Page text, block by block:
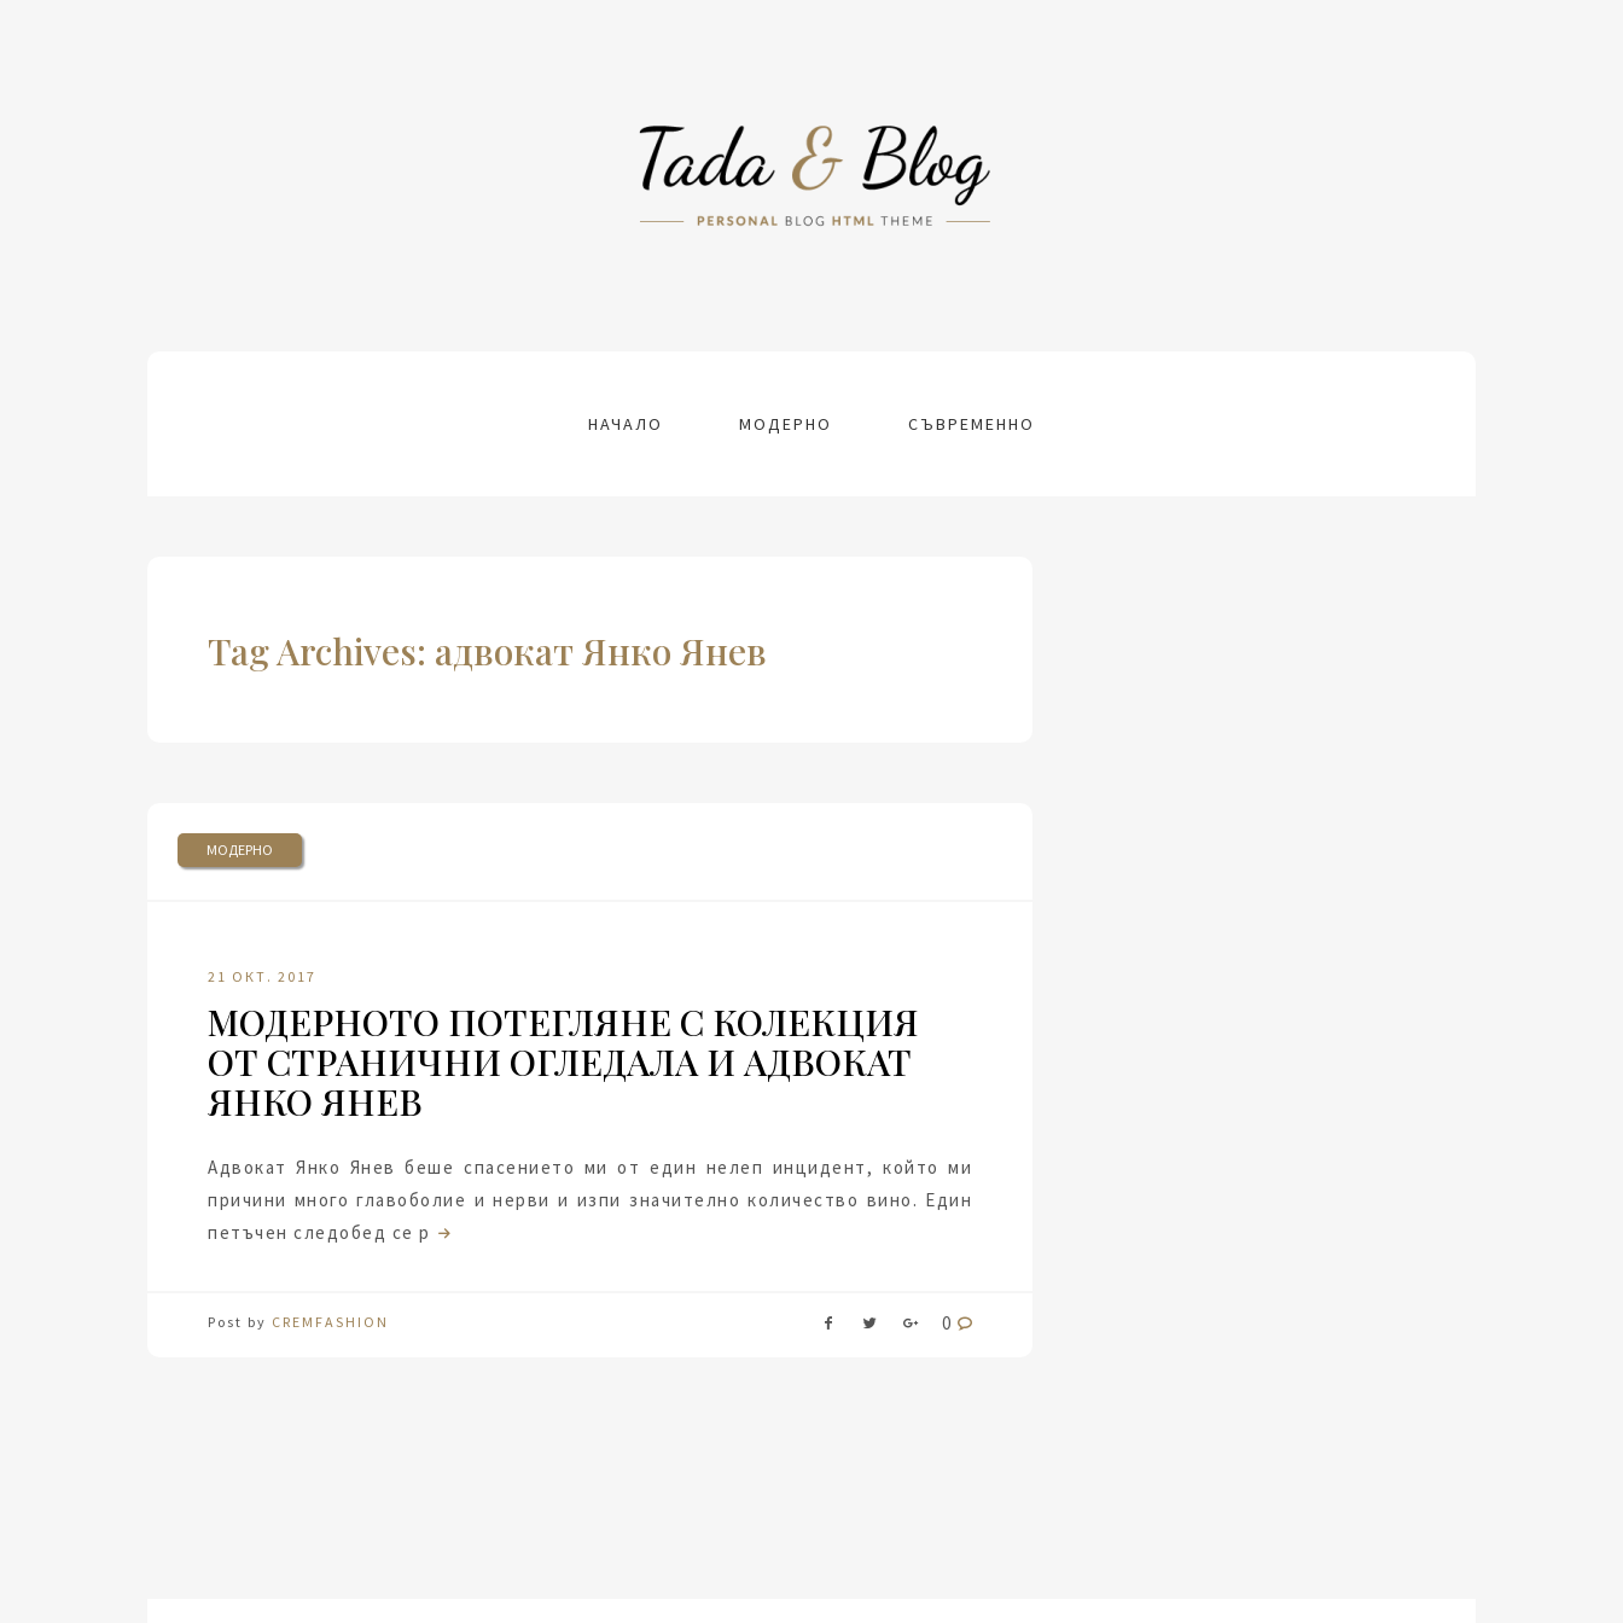
НАЧАЛО МОДЕРНО СЪВРЕМЕННО
Tag Archives: адвокат Янко Янев
МОДЕРНО
21 ОКТ. 2017
МОДЕРНОТО ПОТЕГЛЯНЕ С КОЛЕКЦИЯ
ОТ СТРАНИЧНИ ОГЛЕДАЛА И АДВОКАТ
ЯНКО ЯНЕВ
Адвокат Янко Янев беше спасението ми от един нелеп инцидент, който ми
причини много главоболие и нерви и изпи значително количество вино. Един
петъчен следобед се р
Post by CREMFASHION 0